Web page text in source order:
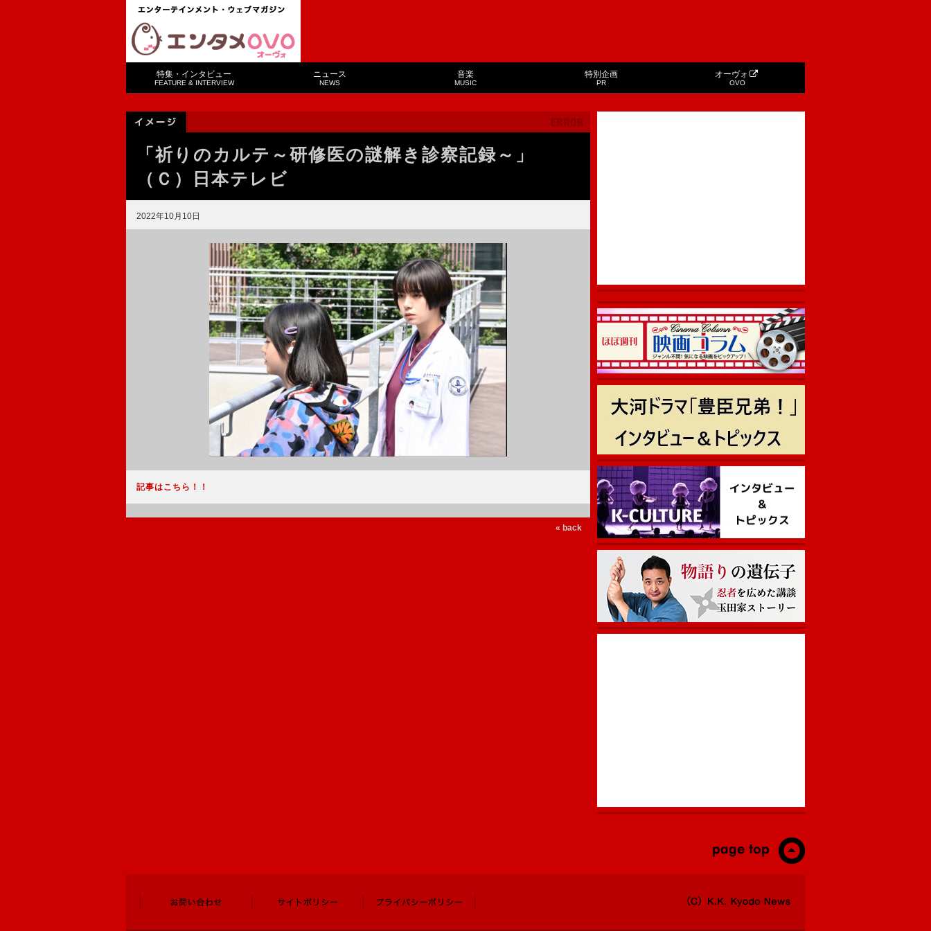
特集・インタビュー
FEATURE & INTERVIEW
ニュース
NEWS
音楽
MUSIC
特別企画
PR
オーヴォ
OVO
「祈りのカルテ～研修医の謎解き診察記録～」
（Ｃ）日本テレビ
2022年10月10日
記事はこちら！！
« back